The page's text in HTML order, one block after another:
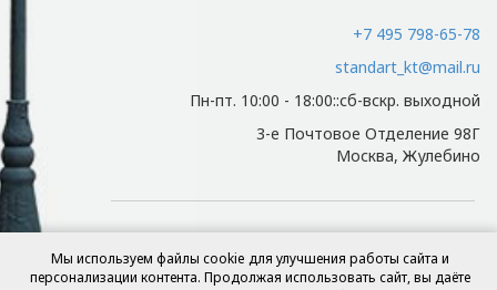
Есть ли у нас доставка и
Мы осуществляем доставку по Москве
и Московской области. Цена зависит от
адреса поставки и просчитывается
индивидуально.
+7 495 798-65-78
standart_kt@mail.ru
Пн-пт. 10:00 - 18:00::сб-вскр. выходной
3-е Почтовое Отделение 98Г
Москва, Жулебино
Москва, Люберцы, Жулебино, Котельники,
Мы используем файлы cookie для улучшения работы сайта и
персонализации контента. Продолжая использовать сайт, вы даёте